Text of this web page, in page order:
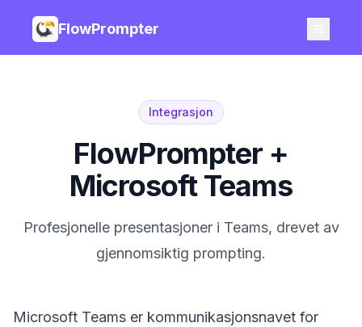
FlowPrompter
Integrasjon
FlowPrompter +
Microsoft Teams
Profesjonelle presentasjoner i Teams, drevet av
gjennomsiktig prompting.
Microsoft Teams er kommunikasjonsnavet for